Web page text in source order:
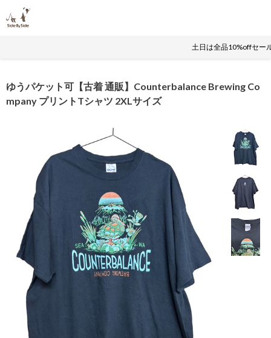
土日は全品10%offセー
ゆうパケット可【古着 通販】Counterbalance Brewing Co
mpany プリントTシャツ 2XLサイズ